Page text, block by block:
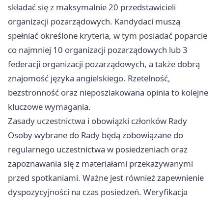
składać się z maksymalnie 20 przedstawicieli
organizacji pozarządowych. Kandydaci muszą
spełniać określone kryteria, w tym posiadać poparcie
co najmniej 10 organizacji pozarządowych lub 3
federacji organizacji pozarządowych, a także dobrą
znajomość języka angielskiego. Rzetelność,
bezstronność oraz nieposzlakowana opinia to kolejne
kluczowe wymagania.
Zasady uczestnictwa i obowiązki członków Rady
Osoby wybrane do Rady będą zobowiązane do
regularnego uczestnictwa w posiedzeniach oraz
zapoznawania się z materiałami przekazywanymi
przed spotkaniami. Ważne jest również zapewnienie
dyspozycyjności na czas posiedzeń. Weryfikacja